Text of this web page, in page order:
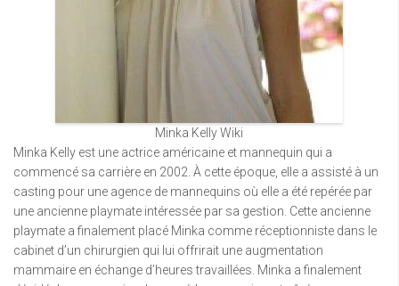
Minka Kelly Wiki
Minka Kelly est une actrice américaine et mannequin qui a
commencé sa carrière en 2002. À cette époque, elle a assisté à un
casting pour une agence de mannequins où elle a été repérée par
une ancienne playmate intéressée par sa gestion. Cette ancienne
playmate a finalement placé Minka comme réceptionniste dans le
cabinet d’un chirurgien qui lui offrirait une augmentation
mammaire en échange d’heures travaillées. Minka a finalement